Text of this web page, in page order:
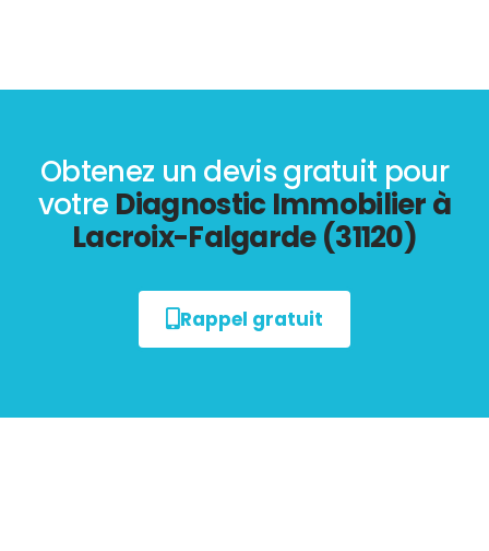
Obtenez un devis gratuit pour
votre Diagnostic Immobilier à
Lacroix-Falgarde (31120)
Rappel gratuit